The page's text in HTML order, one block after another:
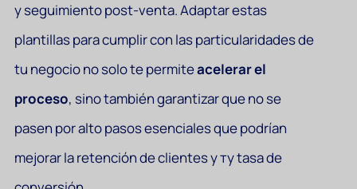
y seguimiento post-venta. Adaptar estas
plantillas para cumplir con las particularidades de
tu negocio no solo te permiteacelerar el
proceso, sino también garantizar que no se
pasen por alto pasos esenciales que podrían
mejorar la retención de clientes y ту tasa de